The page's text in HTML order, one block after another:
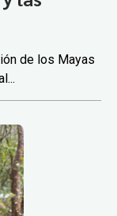
de los Mayas